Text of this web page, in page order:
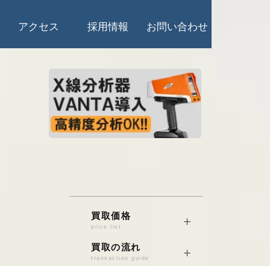
アクセス 採用情報 お問い合わせ
買取価格
price list
銅/真鍮/砲金
電線くず
買取の流れ
transaction guide